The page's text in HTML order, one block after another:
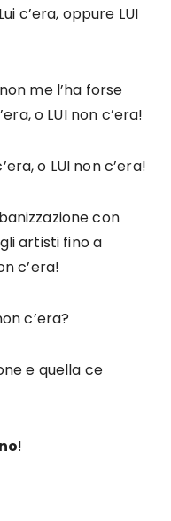
c’era, oppure LUI
me l’ha forse
o LUI non c’era!
o LUI non c’era!
con
artisti fino a
c’era!
c’era?
e quella ce
!